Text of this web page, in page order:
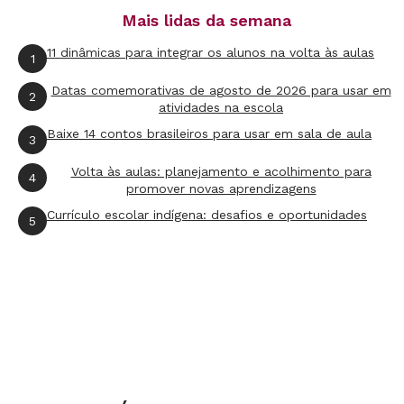
atenção para o grande número de organismos e
pergunte: "Se o solo é importante para a
sobrevivência de tantos seres, devemos cuidar
dele? O que esses seres encontram no solo que
os ajuda a sobreviver?". Se possível, conduza a
atividade em um parque, uma praça ou um
jardim. Solicite que as crianças observem o solo
em busca de animais e plantas, registrando no
Mais lidas da semana
1 11 dinâmicas para integrar os alunos na volta às aulas
2
Datas comemorativas de agosto de 2026 para usar em
atividades na escola
3 Baixe 14 contos brasileiros para usar em sala de aula
4
Volta às aulas: planejamento e acolhimento para
promover novas aprendizagens
5 Currículo escolar indígena: desafios e oportunidades